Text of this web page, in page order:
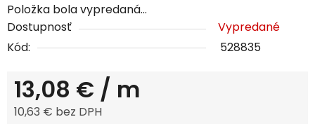
Položka bola vypredaná…
Dostupnosť
Vypredané
Kód:
528835
13,08 € / m
10,63 € bez DPH